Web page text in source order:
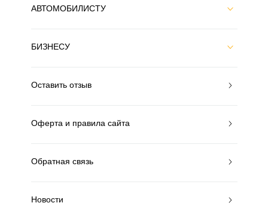
АВТОМОБИЛИСТУ
БИЗНЕСУ
Оставить отзыв
Оферта и правила сайта
Обратная связь
Новости